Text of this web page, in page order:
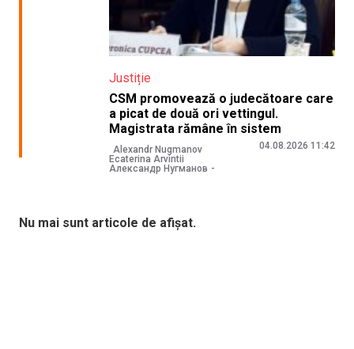
Justiție
CSM promovează o judecătoare care
a picat de două ori vettingul.
Magistrata rămâne în sistem
Alexandr Nugmanov
Ecaterina Arvintii
Александр Нугманов
04.08.2026 11:42
Nu mai sunt articole de afișat.